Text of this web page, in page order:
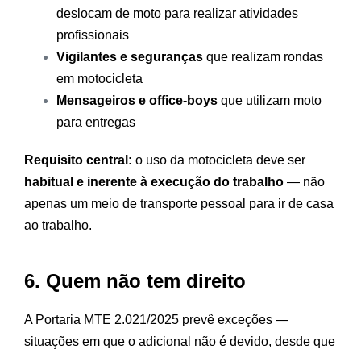
deslocam de moto para realizar atividades
profissionais
Vigilantes e seguranças que realizam rondas
em motocicleta
Mensageiros e office-boys que utilizam moto
para entregas
Requisito central: o uso da motocicleta deve ser
habitual e inerente à execução do trabalho — não
apenas um meio de transporte pessoal para ir de casa
ao trabalho.
6. Quem não tem direito
A Portaria MTE 2.021/2025 prevê exceções —
situações em que o adicional não é devido, desde que